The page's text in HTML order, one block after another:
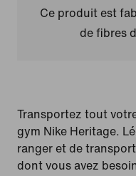
Ce produit est
de fibres
Transportez tout
gym Nike Heritage.
ranger et de
dont vous avez